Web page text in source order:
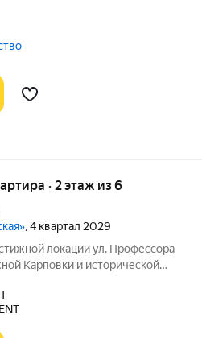
· 2 этаж из 6
, 4 квартал 2029
ул. Профессора
Карповки и исторической
реку Карповку. В пешей доступности